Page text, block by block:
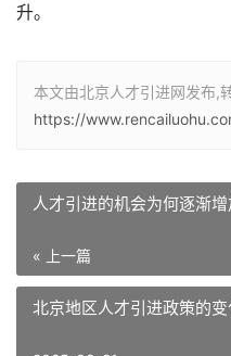
升。
本文由北京人才引进网发布,
https://
人才引进的机会为何逐渐增
« 上一篇
北京地区人才引进政策的